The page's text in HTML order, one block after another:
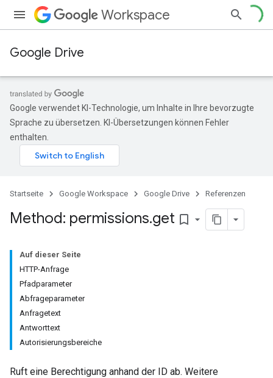
Workspace
Google Drive
Google verwendet KI-Technologie, um Inhalte in Ihre bevorzugte
Sprache zu übersetzen. KI-Übersetzungen können Fehler
enthalten.
Startseite Google Workspace Google Drive Referenzen
Method: permissions.get bookmark_border
Auf dieser Seite
HTTP-Anfrage
Pfadparameter
Abfrageparameter
Anfragetext
Antworttext
Autorisierungsbereiche
Ruft eine Berechtigung anhand der ID ab. Weitere